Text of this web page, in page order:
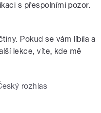
s přespolními pozor.
Pokud se vám líbila a
lekce, víte, kde mě
rozhlas